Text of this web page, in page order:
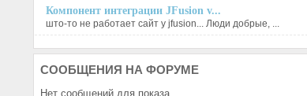
Компонент интеграции JFusion v...
што-то не работает сайт у jfusion... Люди добрые, ...
СООБЩЕНИЯ НА ФОРУМЕ
Нет сообщений для показа